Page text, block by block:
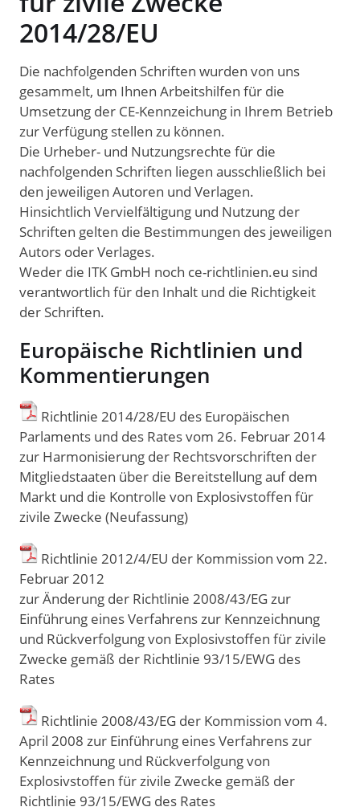
2014/28/EU
Die nachfolgenden Schriften wurden von uns
gesammelt, um Ihnen Arbeitshilfen für die
Umsetzung der CE-Kennzeichung in Ihrem Betrieb
zur Verfügung stellen zu können.
Die Urheber- und Nutzungsrechte für die
nachfolgenden Schriften liegen ausschließlich bei
den jeweiligen Autoren und Verlagen.
Hinsichtlich Vervielfältigung und Nutzung der
Schriften gelten die Bestimmungen des jeweiligen
Autors oder Verlages.
Weder die ITK GmbH noch ce-richtlinien.eu sind
verantwortlich für den Inhalt und die Richtigkeit
der Schriften.
Europäische Richtlinien und
Kommentierungen
Richtlinie 2014/28/EU des Europäischen
Parlaments und des Rates vom 26. Februar 2014
zur Harmonisierung der Rechtsvorschriften der
Mitgliedstaaten über die Bereitstellung auf dem
Markt und die Kontrolle von Explosivstoffen für
zivile Zwecke (Neufassung)
Richtlinie 2012/4/EU der Kommission vom 22.
Februar 2012
zur Änderung der Richtlinie 2008/43/EG zur
Einführung eines Verfahrens zur Kennzeichnung
und Rückverfolgung von Explosivstoffen für zivile
Zwecke gemäß der Richtlinie 93/15/EWG des
Rates
Richtlinie 2008/43/EG der Kommission vom 4.
April 2008 zur Einführung eines Verfahrens zur
Kennzeichnung und Rückverfolgung von
Explosivstoffen für zivile Zwecke gemäß der
Richtlinie 93/15/EWG des Rates